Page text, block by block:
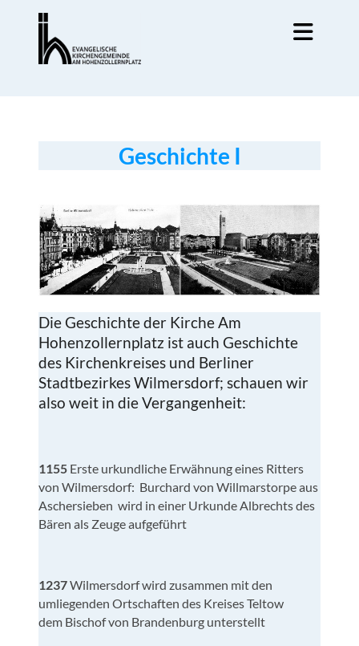
Geschichte I
Die Geschichte der Kirche Am
Hohenzollernplatz ist auch Geschichte
des Kirchenkreises und Berliner
Stadtbezirkes Wilmersdorf; schauen wir
also weit in die Vergangenheit:
1155 Erste urkundliche Erwähnung eines Ritters
von Wilmersdorf: Burchard von Willmarstorpe aus
Aschersieben wird in einer Urkunde Albrechts des
Bären als Zeuge aufgeführt
1237Wilmersdorf wird zusammen mit den
umliegenden Ortschaften des Kreises Teltow
dem Bischof von Brandenburg unterstellt